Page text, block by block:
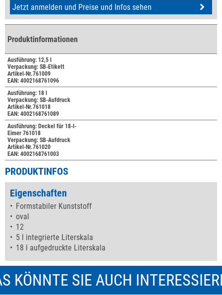
Jetzt anmelden und Preise und Infos sehen
Produktinformationen
Ausführung: 12,5 l
Verpackung: SB-Etikett
Artikel-Nr.761009
EAN: 4002168761096
Ausführung: 18 l
Verpackung: SB-Aufdruck
Artikel-Nr.761018
EAN: 4002168761089
Ausführung: Deckel für 18-l-
Eimer 761018
Verpackung: SB-Aufdruck
Artikel-Nr.761020
EAN: 4002168761003
PRODUKTINFOS
Eigenschaften
Formstabiler Kunststoff
oval
12
5 l integrierte Literskala
18 l aufgedruckte Literskala
KÖNNTE SIE AUCH